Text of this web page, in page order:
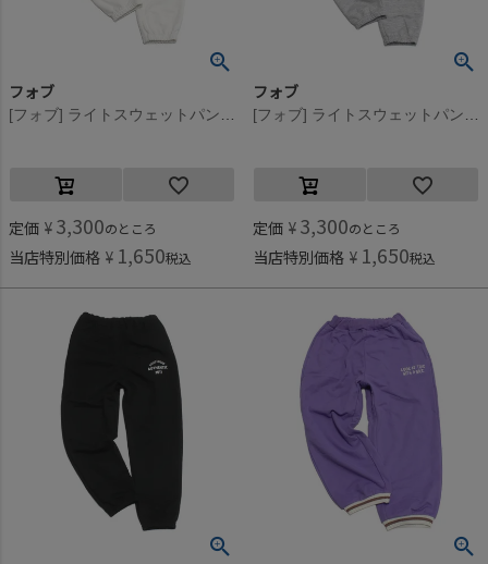
フォブ
定価 ¥ 3,300のところ
当店特別価格 ¥ 1,650税込
フォブ
定価 ¥ 3,300のところ
当店特別価格 ¥ 1,650税込